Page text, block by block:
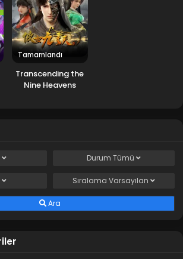
Tamamlandı
Transcending the
Nine Heavens
Durum Tümü
Sıralama Varsayılan
Ara